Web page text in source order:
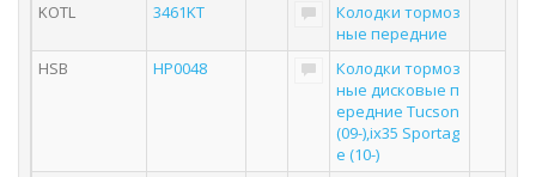
KOTL
3461KT
Колодки тормоз
ные передние
HSB
HP0048
Колодки тормоз
ные дисковые п
ередние Tucson
(09-),ix35 Sportag
e (10-)